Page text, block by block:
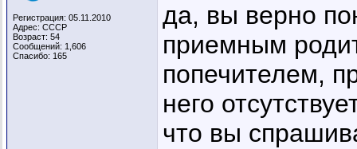
Регистрация: 05.11.2010
Адрес: СССР
Возраст: 54
Сообщений: 1,606
Спасибо: 165
да, вы верно
приемным
попечителем,
него
что вы